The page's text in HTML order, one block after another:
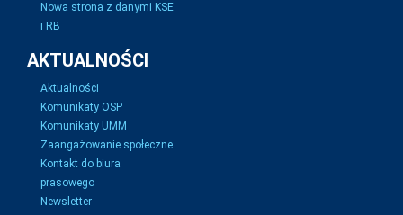
Nowa strona z danymi KSE
i RB
AKTUALNOŚCI
Aktualności
Komunikaty OSP
Komunikaty UMM
Zaangażowanie społeczne
Kontakt do biura
prasowego
Newsletter